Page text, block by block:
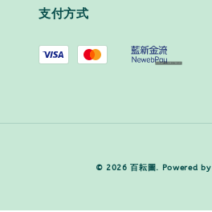
支付方式
© 2026 百耘圖. Powered by